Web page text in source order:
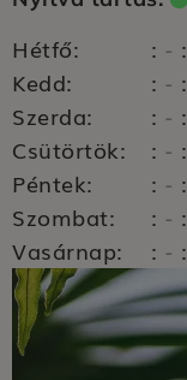
Hétfő:
: - :
Kedd:
: - :
Szerda:
: - :
Csütörtök:
: - :
Péntek:
: - :
Szombat:
: - :
Vasárnap:
: - :